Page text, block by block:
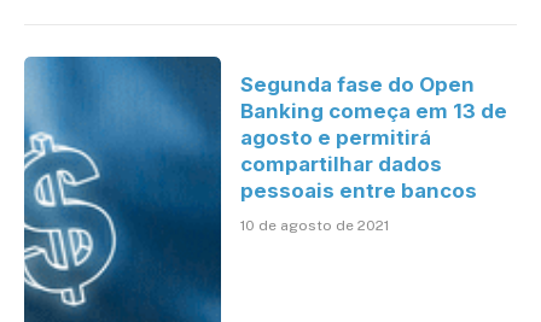
Segunda fase do Open
Banking começa em 13 de
agosto e permitirá
compartilhar dados
pessoais entre bancos
10 de agosto de 2021